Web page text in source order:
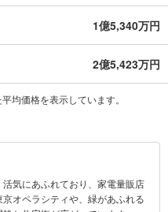
1億5,340万円
2億5,423万円
均価格を表示しています。
気にあふれており、家電量販店
オペラシティや、緑があふれる